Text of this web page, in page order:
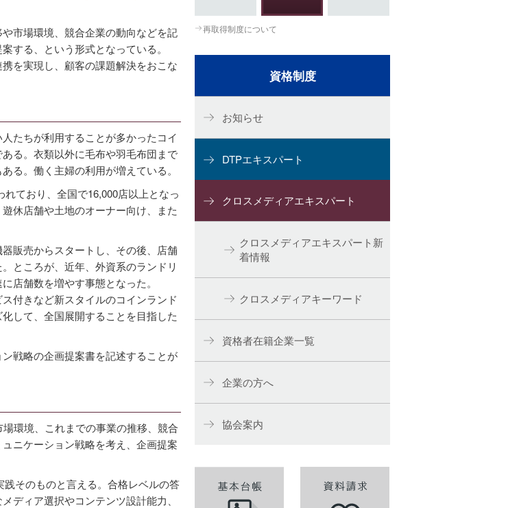
市場環境、競合企業の動向などを記
する、という形式となっている。
を実現し、顧客の課題解決をおこな
たちが利用することが多かったコイ
る。衣類以外に毛布や羽毛布団まで
る。働く主婦の利用が増えている。
ており、全国で16,000店以上となっ
休店舗や土地のオーナー向け、また
販売からスタートし、その後、店舗
ところが、近年、外資系のランドリ
店舗数を増やす事態となった。
付きなど新スタイルのコインランド
して、全国展開することを目指した
戦略の企画提案書を記述することが
環境、これまでの事業の推移、競合
ニケーション戦略を考え、企画提案
そのものと言える。合格レベルの答
ディア選択やコンテンツ設計能力、
再取得制度について
資格制度
お知らせ
DTPエキスパート
クロスメディアエキスパート
クロスメディアエキスパート新
着情報
クロスメディアキーワード
資格者在籍企業一覧
企業の方へ
協会案内